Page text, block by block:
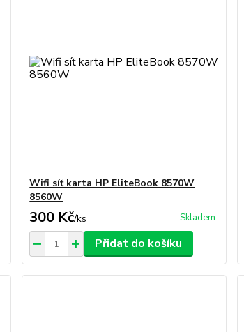
Wifi síť karta HP EliteBook 8570W
8560W
300 Kč/ks Skladem
Přidat do košíku